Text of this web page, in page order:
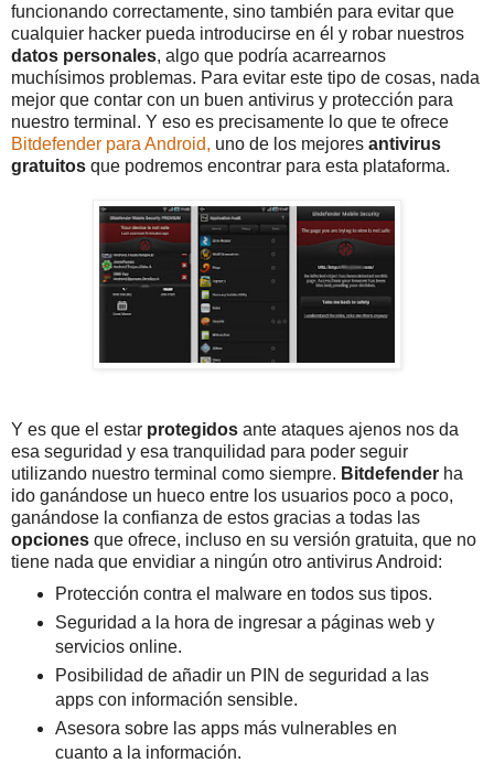
funcionando correctamente, sino también para evitar que
cualquier hacker pueda introducirse en él y robar nuestros
datos personales, algo que podría acarrearnos
muchísimos problemas. Para evitar este tipo de cosas, nada
mejor que contar con un buen antivirus y protección para
nuestro terminal. Y eso es precisamente lo que te ofrece
Bitdefender para Android, uno de los mejores antivirus
gratuitos que podremos encontrar para esta plataforma.
Y es que el estar protegidos ante ataques ajenos nos da
esa seguridad y esa tranquilidad para poder seguir
utilizando nuestro terminal como siempre. Bitdefender ha
ido ganándose un hueco entre los usuarios poco a poco,
ganándose la confianza de estos gracias a todas las
opciones que ofrece, incluso en su versión gratuita, que no
tiene nada que envidiar a ningún otro antivirus Android:
Protección contra el malware en todos sus tipos.
Seguridad a la hora de ingresar a páginas web y
servicios online.
Posibilidad de añadir un PIN de seguridad a las
apps con información sensible.
Asesora sobre las apps más vulnerables en
cuanto a la información.